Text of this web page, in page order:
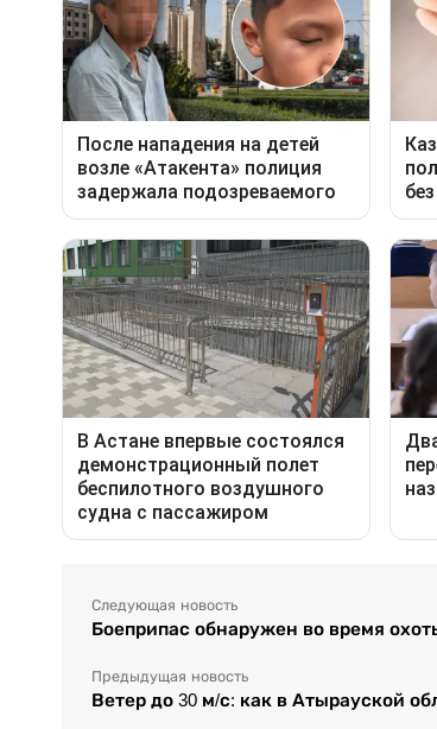
Следующая новость
Боеприпас обнаружен во время
Предыдущая новость
Ветер до 30 м/с: как в Атырауской